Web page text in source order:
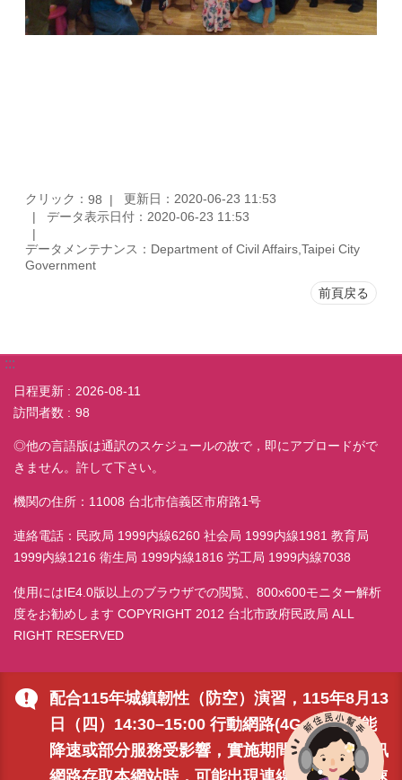
配合115年城鎮韌性（防空）演習，115年8月13
日（四）14:30–15:00 行動網路(4G、5G)可能
降速或部分服務受影響，實施期間透過行動通訊
網路存取本網站時，可能出現連線延遲或存取速
クリック： 98
更新日：2020-06-23 11:53
データ表示日付：2020-06-23 11:53
データメンテナンス：Department of Civil Affairs,Taipei City
Government
前頁戻る
:::
日程更新
2026-08-11
訪問者数
98
◎他の言語版は通訳のスケジュールの故で，即にアプロードがで
きません。許して下さい。
機関の住所：11008 台北市信義区市府路1号
連絡電話：民政局 1999内線6260 社会局 1999内線1981 教育局
1999内線1216 衛生局 1999内線1816 労工局 1999内線7038
使用にはIE4.0版以上のブラウザでの閲覧、800x600モニター解析
度をお勧めします COPYRIGHT 2012 台北市政府民政局 ALL
RIGHT RESERVED